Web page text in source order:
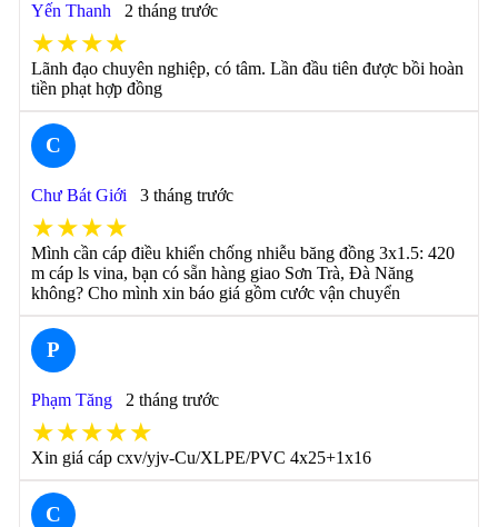
Yến Thanh 2 tháng trước
★★★★
Lãnh đạo chuyên nghiệp, có tâm. Lần đầu tiên được bồi hoàn
tiền phạt hợp đồng
C
Chư Bát Giới 3 tháng trước
★★★★
Mình cần cáp điều khiển chống nhiễu băng đồng 3x1.5: 420
m cáp ls vina, bạn có sẵn hàng giao Sơn Trà, Đà Năng
không? Cho mình xin báo giá gồm cước vận chuyển
P
Phạm Tăng 2 tháng trước
★★★★★
Xin giá cáp cxv/yjv-Cu/XLPE/PVC 4x25+1x16
C